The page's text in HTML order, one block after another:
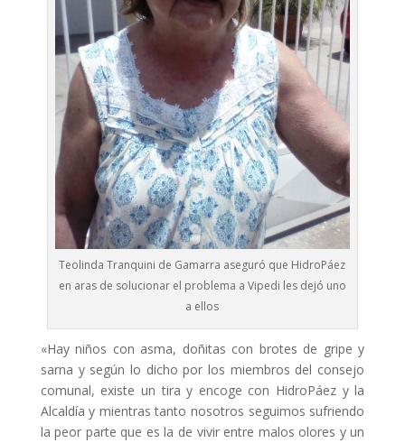
Teolinda Tranquini de Gamarra aseguró que HidroPáez
en aras de solucionar el problema a Vipedi les dejó uno
a ellos
«Hay niños con asma, doñitas con brotes de gripe y
sarna y según lo dicho por los miembros del consejo
comunal, existe un tira y encoge con HidroPáez y la
Alcaldía y mientras tanto nosotros seguimos sufriendo
la peor parte que es la de vivir entre malos olores y un